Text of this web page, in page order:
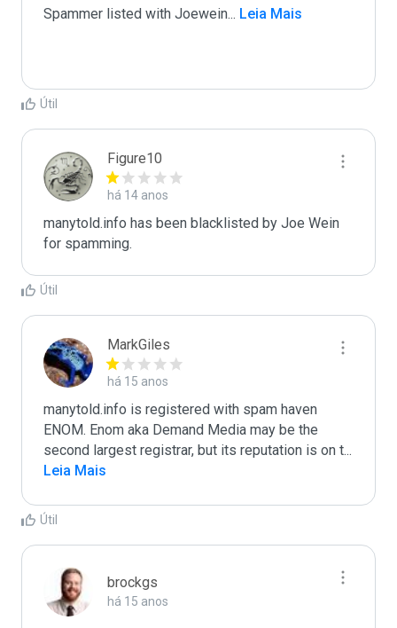
Spammer listed with Joewein ... Leia Mais
Útil
Figure10
há 14 anos
manytold.info has been blacklisted by Joe Wein
for spamming.
Útil
MarkGiles
há 15 anos
manytold.info is registered with spam haven
ENOM. Enom aka Demand Media may be the
second largest registrar, but its reputation is on t...
Leia Mais
Útil
brockgs
há 15 anos